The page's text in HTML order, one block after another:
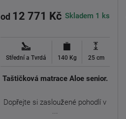
od 12 771 Kč Skladem 1 ks
Střední a Tvrdá 140 Kg 25 cm
Taštičková matrace Aloe senior.
Dopřejte si zasloužené pohodlí v
...